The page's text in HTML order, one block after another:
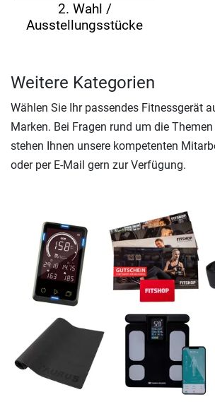
2. Wahl /
Ausstellungsstücke
Weitere Kategorien
Wählen Sie Ihr passendes Fitnessgerät
Marken. Bei Fragen rund um die
stehen Ihnen unsere kompetenten
oder per E-Mail gern zur Verfügung.